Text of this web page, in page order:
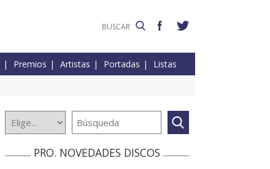
Premios Artistas Portadas Listas
PRO. NOVEDADES DISCOS